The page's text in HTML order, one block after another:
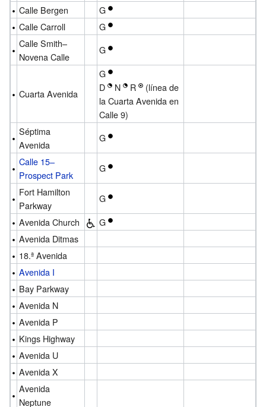
Calle Bergen
G
Calle Carroll
G
Calle Smith–
Novena Calle
G
Cuarta Avenida
G
D N R (línea de
la Cuarta Avenida en
Calle 9)
Séptima
Avenida
G
Calle 15–
Prospect Park
G
Fort Hamilton
Parkway
G
Avenida Church
G
Avenida Ditmas
18.ª Avenida
Avenida I
Bay Parkway
Avenida N
Avenida P
Kings Highway
Avenida U
Avenida X
Avenida
Neptune